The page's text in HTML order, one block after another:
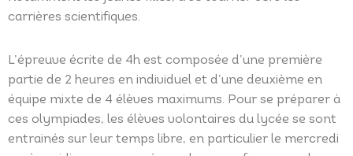
carrières scientifiques.
L’épreuve écrite de 4h est composée d’une première
partie de 2 heures en individuel et d’une deuxième en
équipe mixte de 4 élèves maximums. Pour se préparer à
ces olympiades, les élèves volontaires du lycée se sont
entrainés sur leur temps libre, en particulier le mercredi